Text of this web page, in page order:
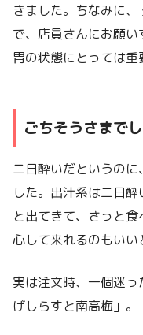
きました。ちなみに
で、店員さんにお願
胃の状態にとっては重
ごちそうさまで
二日酔いだというの
した。出汁系は二日
と出てきて、さっと
心して来れるのもいい
実は注文時、一個迷
げしらすと南高梅」。